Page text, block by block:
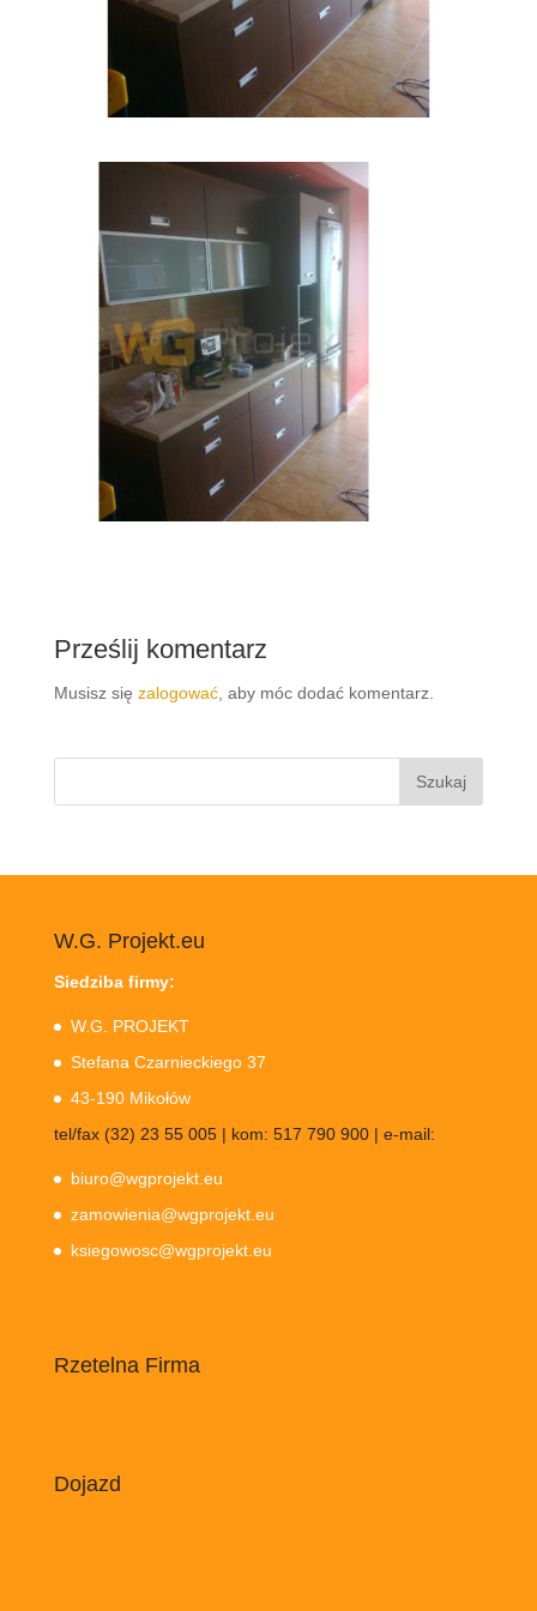
Prześlij komentarz
Musisz się zalogować, aby móc dodać komentarz.
Szukaj:
W.G. Projekt.eu
Siedziba firmy:
W.G. PROJEKT
Stefana Czarnieckiego 37
43-190 Mikołów
tel/fax (32) 23 55 005 | kom: 517 790 900 | e-mail:
biuro@wgprojekt.eu
zamowienia@wgprojekt.eu
ksiegowosc@wgprojekt.eu
Rzetelna Firma
Dojazd